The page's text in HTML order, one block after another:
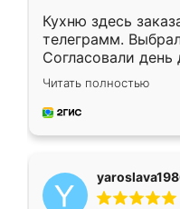
Кухню здесь
телеграмм.
Согласовали
недели кухня
довольны
мебель за
Читать полностью